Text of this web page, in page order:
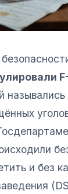
и без